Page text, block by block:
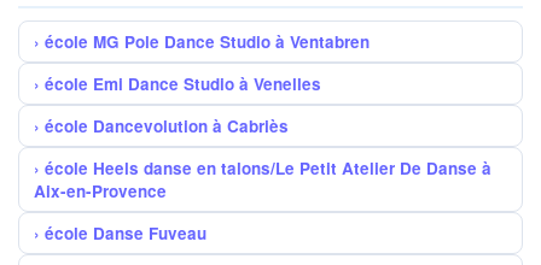
école MG Pole Dance Studio à Ventabren
école Emi Dance Studio à Venelles
école Dancevolution à Cabriès
école Heels danse en talons/Le Petit Atelier De Danse à
Aix-en-Provence
école Danse Fuveau